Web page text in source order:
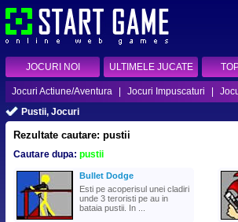
JOCURI NOI ULTIMELE JUCATE
Jocuri Actiune/Aventura Jocuri Impuscaturi
Pustii, Jocuri
Rezultate cautare: pustii
Cautare dupa: pustii
Bullet Dodge
Esti pe acoperisul unei cladiri
unde 3 teroristi pe au in
bataia pustii. In ...